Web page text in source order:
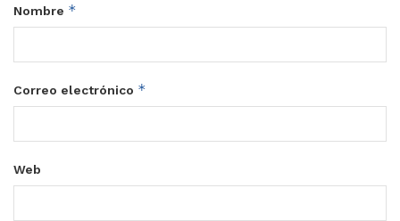
Nombre *
Correo electrónico *
Web